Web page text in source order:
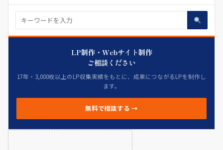
LP制作・Webサイト制作
ご相談ください
17年・3,000枚以上のLP収集実績をもとに、成果につながるLPを制作し
ます。
無料で相談する →